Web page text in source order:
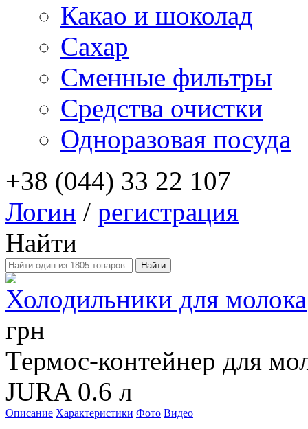
Какао и шоколад
Сахар
Сменные фильтры
Средства очистки
Одноразовая посуда
+38 (044) 33 22 107
Логин / регистрация
Найти
Холодильники для молока
грн
Термос-контейнер для
JURA 0.6 л
Описание Характеристики Фото Видео